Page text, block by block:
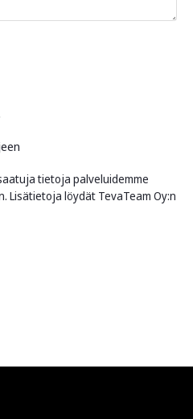
tietoja palveluidemme
Lisätietoja löydät TevaTeam Oy:n